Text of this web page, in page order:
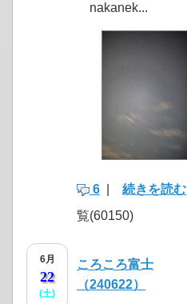
nakanek...
6 続きを読む
覧(60150)
6月
22
(土)
ころころ富士
（240622）